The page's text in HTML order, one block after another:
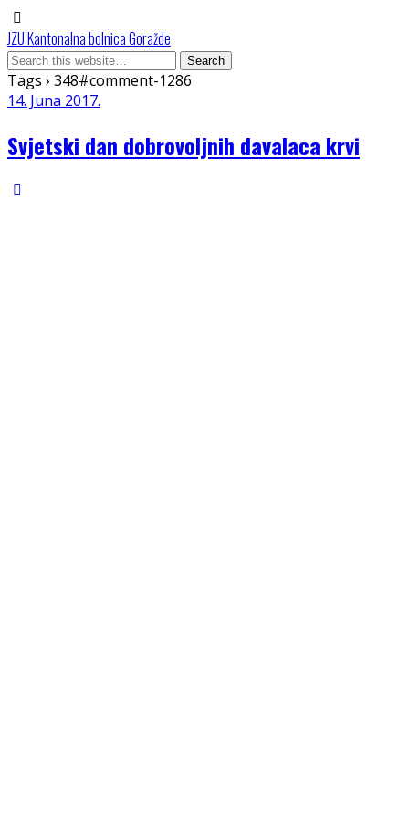
JZU Kantonalna bolnica Goražde
Tags › 348#comment-1286
14. Juna 2017.
Svjetski dan dobrovoljnih davalaca krvi